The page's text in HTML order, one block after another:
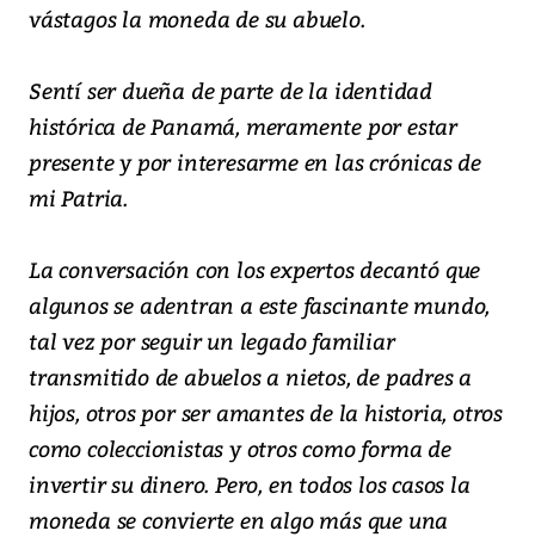
vástagos la moneda de su abuelo.
Sentí ser dueña de parte de la identidad
histórica de Panamá, meramente por estar
presente y por interesarme en las crónicas de
mi Patria.
La conversación con los expertos decantó que
algunos se adentran a este fascinante mundo,
tal vez por seguir un legado familiar
transmitido de abuelos a nietos, de padres a
hijos, otros por ser amantes de la historia, otros
como coleccionistas y otros como forma de
invertir su dinero. Pero, en todos los casos la
moneda se convierte en algo más que una